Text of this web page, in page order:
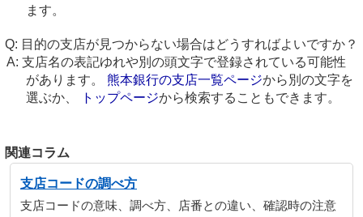
ます。
目的の支店が見つからない場合はどうすればよいですか？
支店名の表記ゆれや別の頭文字で登録されている可能性
があります。 熊本銀行の支店一覧ページから別の文字を
選ぶか、
トップページから検索することもできます。
関連コラム
支店コードの調べ方
支店コードの意味、調べ方、店番との違い、確認時の注意